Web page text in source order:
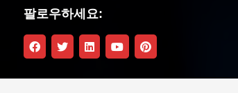
팔로우하세요: